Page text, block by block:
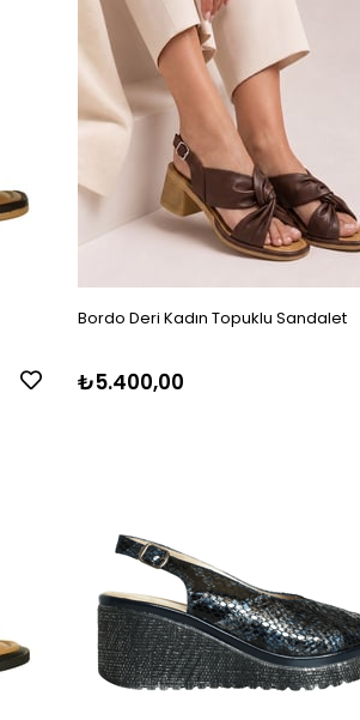
Bordo Deri Kadın Topuklu Sandalet
₺5.400,00